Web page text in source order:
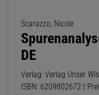
Scarazzo, Nicole
DE
Verlag: Verlag Unser
ISBN: 6209802672 |